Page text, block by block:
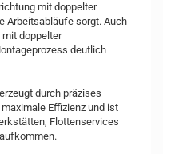
mit doppelter
Arbeitsabläufe sorgt. Auch
doppelter
deutlich
durch präzises
Effizienz und ist
Flottenservices